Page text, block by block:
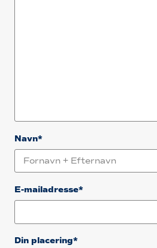
Navn*
E-mailadresse*
Din placering*